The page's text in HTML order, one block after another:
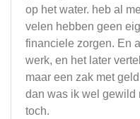
op het water. heb al
velen hebben geen
financiele zorgen. En
werk, en het later
maar een zak met
dan was ik wel gewild
toch.